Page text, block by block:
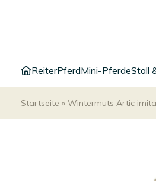
ReiterPferdMini-PferdeStall
Startseite » Wintermuts Artic